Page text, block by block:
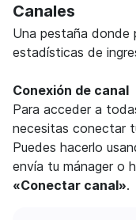
Canales
Una pestaña donde
estadísticas de
Conexión de canal
Para acceder a
necesitas conectar
Puedes hacerlo
envía tu mánager o
«Conectar canal».